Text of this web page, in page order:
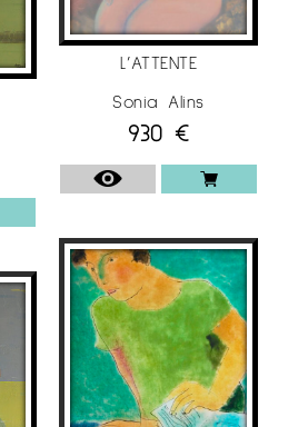
L’ATTENTE
Sonia Alins
930 €